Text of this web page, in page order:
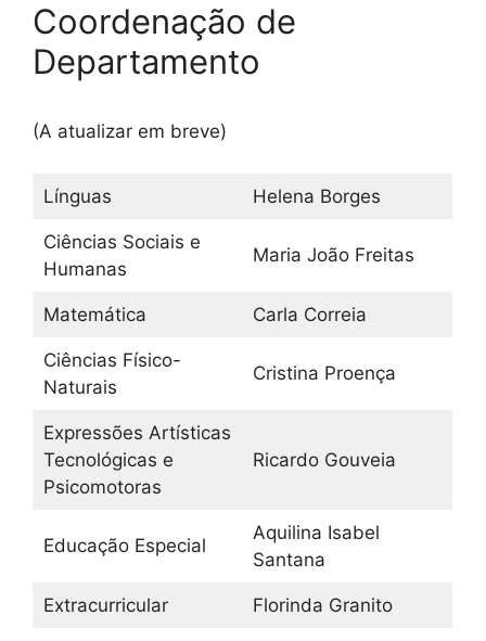
Coordenação de
Departamento
(A atualizar em breve)
Línguas Helena Borges
Ciências Sociais e
Humanas
Maria João Freitas
Matemática Carla Correia
Ciências Físico-
Naturais
Cristina Proença
Expressões Artísticas
Tecnológicas e
Psicomotoras
Ricardo Gouveia
Educação Especial
Aquilina Isabel
Santana
Extracurricular Florinda Granito